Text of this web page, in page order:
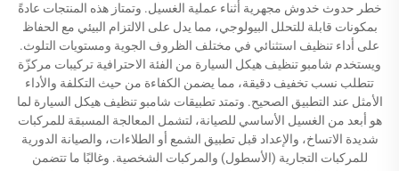
خطر حدوث خدوش مجهرية أثناء عملية الغسيل. وتمتاز هذه المنتجات عادةً
بمكونات قابلة للتحلل البيولوجي، مما يدل على الالتزام البيئي مع الحفاظ
على أداء تنظيف استثنائي في مختلف الظروف الجوية ومستويات التلوث.
ويستخدم شامبو تنظيف هيكل السيارة من الفئة الاحترافية تركيبات مركزّة
تتطلب نسب تخفيف دقيقة، مما يضمن الكفاءة من حيث التكلفة والأداء
الأمثل عند التطبيق الصحيح. وتمتد تطبيقات شامبو تنظيف هيكل السيارة لما
هو أبعد من الغسيل الأساسي للصيانة، لتشمل المعالجة المسبقة للمركبات
شديدة الاتساخ، والإعداد قبل تطبيق الشمع أو الطلاءات، والصيانة الدورية
للمركبات التجارية (الأسطول) والمركبات الشخصية. وغالبًا ما تتضمن